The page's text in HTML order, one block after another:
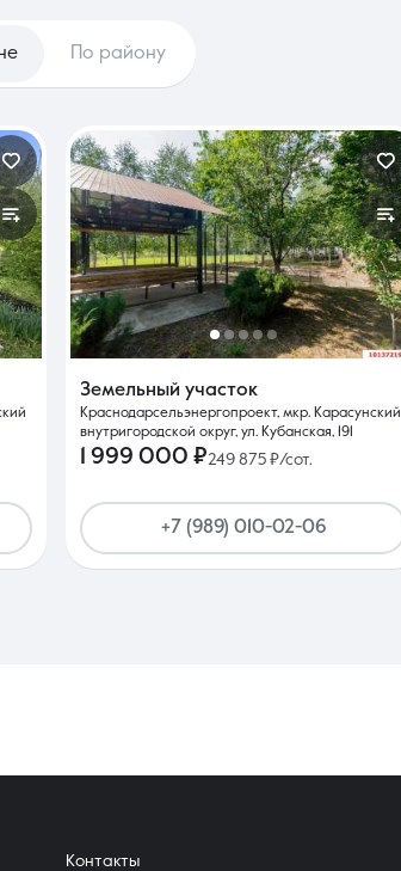
По району
Земельный участок
Краснодарсельэнергопроект, мкр. Карасунский
внутригородской округ, ул. Кубанская, 191
1 999 000 ₽249 875 ₽/сот.
+7 (989) 010-02-06
Контакты